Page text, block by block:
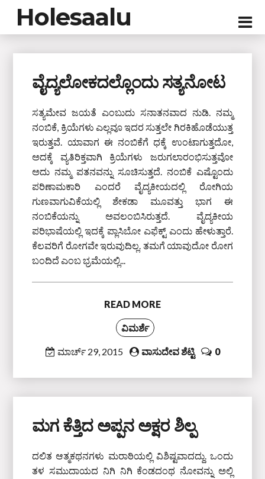
Holesaalu
ವೈದ್ಯಲೋಕದಲ್ಲೊಂದು ಸತ್ಯನೋಟ
ಸತ್ಯಮೇವ ಜಯತೆ ಎಂಬುದು ಸನಾತನವಾದ ನುಡಿ. ನಮ್ಮ
ನಂಬಿಕೆ, ಕ್ರಿಯೆಗಳು ಎಲ್ಲವೂ ಇದರ ಸುತ್ತಲೇ ಗಿರಕಿಹೊಡೆಯುತ್ತ
ಇರುತ್ತವೆ. ಯಾವಾಗ ಈ ನಂಬಿಕೆಗೆ ಧಕ್ಕೆ ಉಂಟಾಗುತ್ತದೋ,
ಅದಕ್ಕೆ ವ್ಯತಿರಿಕ್ತವಾಗಿ ಕ್ರಿಯೆಗಳು ಜರುಗಲಾರಂಭಿಸುತ್ತವೋ
ಅದು ನಮ್ಮ ಪತನವನ್ನು ಸೂಚಿಸುತ್ತದೆ. ನಂಬಿಕೆ ಎಷ್ಟೊಂದು
ಪರಿಣಾಮಕಾರಿ ಎಂದರೆ ವೈದ್ಯಕೀಯದಲ್ಲಿ ರೋಗಿಯ
ಗುಣವಾಗುವಿಕೆಯಲ್ಲಿ ಶೇಕಡಾ ಮೂವತ್ತು ಭಾಗ ಈ
ನಂಬಿಕೆಯನ್ನು ಅವಲಂಬಿಸಿರುತ್ತದೆ. ವೈದ್ಯಕೀಯ
ಪರಿಭಾಷೆಯಲ್ಲಿ ಇದಕ್ಕೆ ಪ್ಲಾಸಿಬೋ ಎಫೆಕ್ಟ್ ಎಂದು ಹೇಳುತ್ತಾರೆ.
ಕೆಲವರಿಗೆ ರೋಗವೇ ಇರುವುದಿಲ್ಲ. ತಮಗೆ ಯಾವುದೋ ರೋಗ
ಬಂದಿದೆ ಎಂಬ ಭ್ರಮೆಯಲ್ಲಿ...
READ MORE
ವಿಮರ್ಶೆ
ಮಾರ್ಚ್ 29, 2015 ವಾಸುದೇವ ಶೆಟ್ಟಿ 0
ಮಗ ಕೆತ್ತಿದ ಅಪ್ಪನ ಅಕ್ಷರ ಶಿಲ್ಪ
ದಲಿತ ಆತ್ಮಕಥನಗಳು ಮರಾಠಿಯಲ್ಲಿ ವಿಶಿಷ್ಟವಾದದ್ದು. ಒಂದು
ತಳ ಸಮುದಾಯದ ನಿಗಿ ನಿಗಿ ಕೆಂಡದಂಥ ನೋವನ್ನು ಅಲ್ಲಿ